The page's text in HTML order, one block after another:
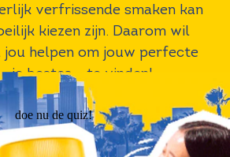
verfrissende smaken kan
kiezen zijn. Daarom wil
jou helpen om jouw perfecte
je bestea - te vinden!
doe nu de quiz!